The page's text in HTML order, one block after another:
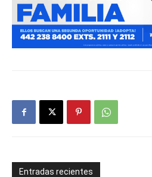
Entradas recientes